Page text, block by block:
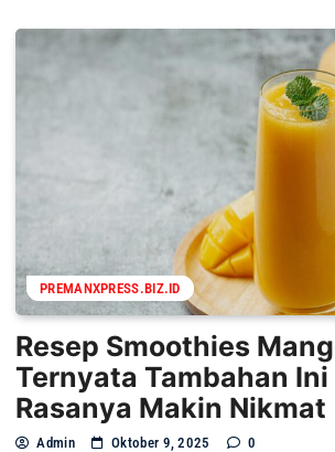
PREMANXPRESS.BIZ.ID
Resep Smoothies
Ternyata Tambahan Ini
Rasanya Makin Nikmat
Admin Oktober 9, 2025 0